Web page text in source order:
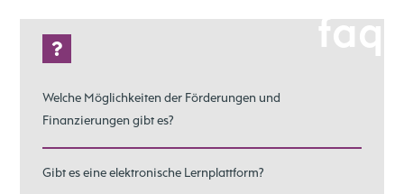
faq
Welche Möglichkeiten der Förderungen und
Finanzierungen gibt es?
Gibt es eine elektronische Lernplattform?